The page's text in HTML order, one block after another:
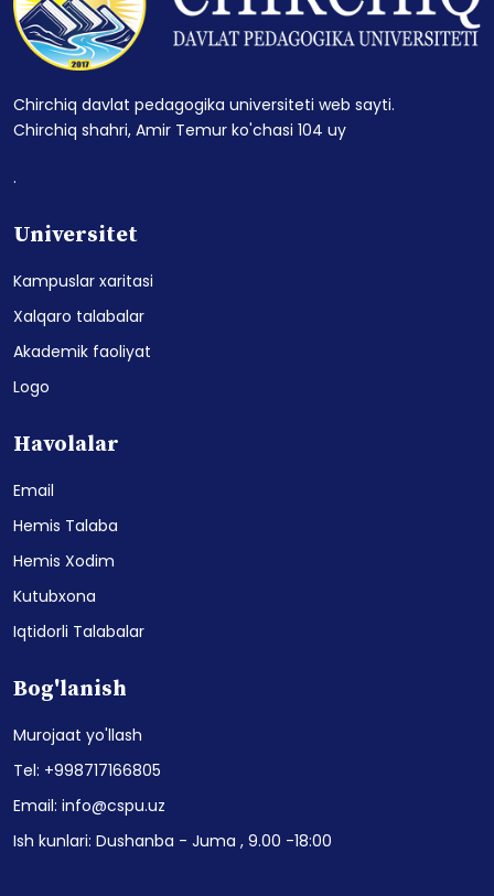
Chirchiq davlat pedagogika universiteti web sayti.
Chirchiq shahri, Amir Temur ko'chasi 104 uy
.
Universitet
Kampuslar xaritasi
Xalqaro talabalar
Akademik faoliyat
Logo
Havolalar
Email
Hemis Talaba
Hemis Xodim
Kutubxona
Iqtidorli Talabalar
Bog'lanish
Murojaat yo'llash
Tel: +998717166805
Email: info@cspu.uz
Ish kunlari: Dushanba - Juma , 9.00 -18:00